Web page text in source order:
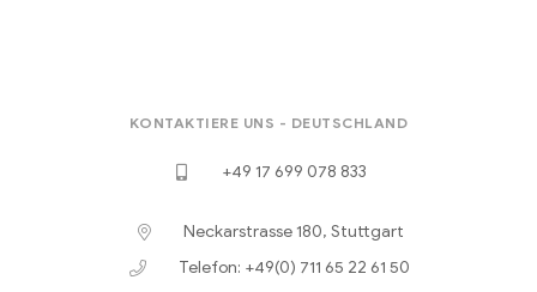
KONTAKTIERE UNS - DEUTSCHLAND
+49 17 699 078 833
Neckarstrasse 180, Stuttgart
Telefon: +49(0) 711 65 22 61 50